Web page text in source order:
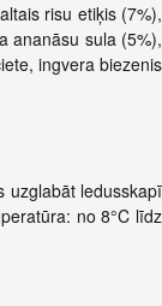
risu etiķis (7%),
ananāsu sula (5%),
ingvera biezenis
uzglabāt ledusskapī
no 8°C līdz